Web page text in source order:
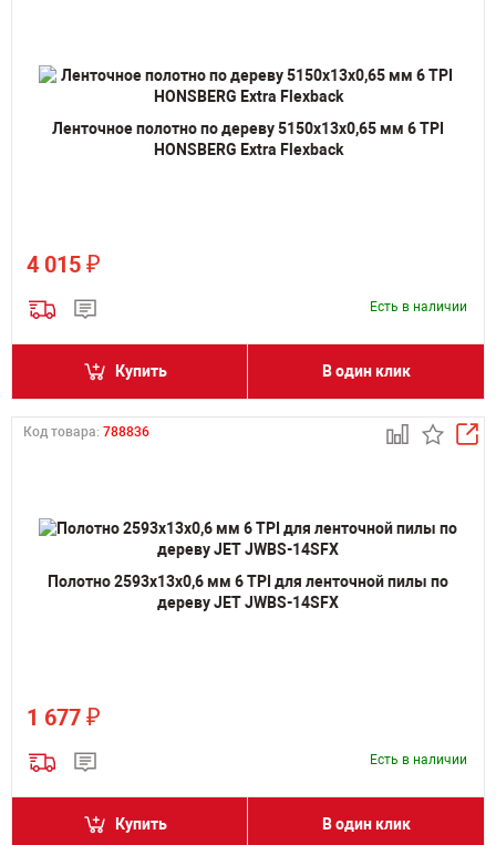
Ленточное полотно по дереву 5150х13х0,65 мм 6 TPI
HONSBERG Extra Flexback
4 015 ₽
Есть в наличии
Купить В один клик
Код товара: 788836
Полотно 2593х13х0,6 мм 6 TPI для ленточной пилы по
дереву JET JWBS-14SFX
1 677 ₽
Есть в наличии
Купить В один клик